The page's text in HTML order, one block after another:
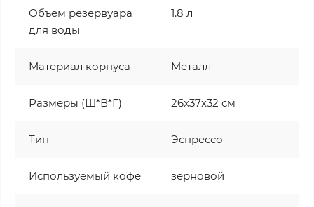
Объем резервуара
для воды
1.8 л
Материал корпуса Металл
Размеры (Ш*В*Г) 26x37x32 см
Тип Эспрессо
Используемый кофе зерновой